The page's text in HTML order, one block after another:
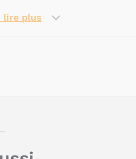
lire plus